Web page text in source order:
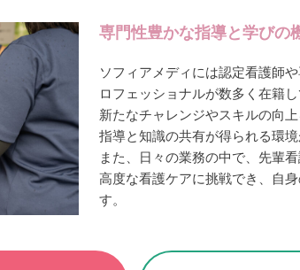
専門性豊かな指導と学びの
ソフィアメディには認定看護師
ロフェッショナルが数多く在籍し
新たなチャレンジやスキルの向
指導と知識の共有が得られる環境
また、日々の業務の中で、先輩
高度な看護ケアに挑戦でき、自
す。